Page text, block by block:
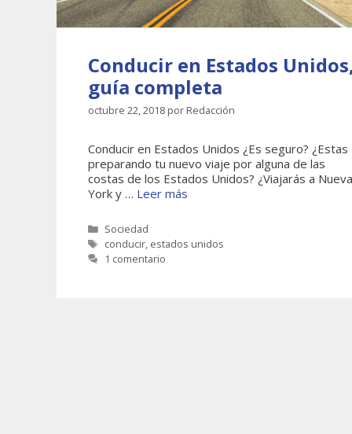
Conducir en Estados
guía completa
octubre 22, 2018 por Redacción
Conducir en Estados Unidos ¿Es seguro? ¿Estas
preparando tu nuevo viaje por alguna de las
costas de los Estados Unidos? ¿Viajarás a Nueva
York y … Leer más
Categorías
Sociedad
Etiquetas
conducir, estados unidos
1 comentario